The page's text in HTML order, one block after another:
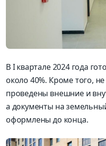
В I квартале 2024 года
около 40%. Кроме того,
проведены внешние и
а документы на
оформлены до конца.